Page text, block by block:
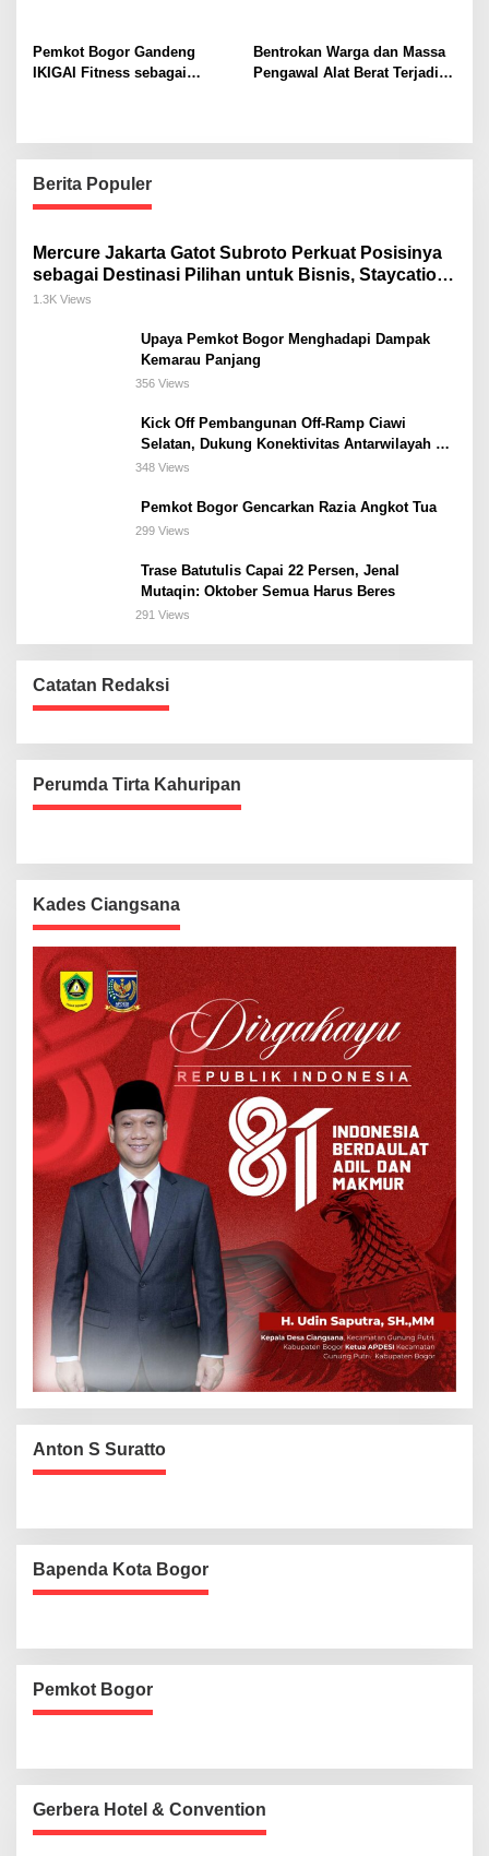
i
o
Pemkot Bogor Gandeng
IKIGAI Fitness sebagai
Bentrokan Warga dan Massa
Pengawal Alat Berat Terjadi di
Berita Populer
Mercure Jakarta Gatot Subroto Perkuat Posisinya
sebagai Destinasi Pilihan untuk Bisnis, Staycation,
Meeting, dan Kuliner di Jakarta Selatan
1.3K Views
Upaya Pemkot Bogor Menghadapi Dampak
Kemarau Panjang
356 Views
Kick Off Pembangunan Off-Ramp Ciawi
Selatan, Dukung Konektivitas Antarwilayah di
Bogor Selatan
348 Views
Pemkot Bogor Gencarkan Razia Angkot Tua
299 Views
Trase Batutulis Capai 22 Persen, Jenal
Mutaqin: Oktober Semua Harus Beres
291 Views
Catatan Redaksi
Perumda Tirta Kahuripan
Kades Ciangsana
Anton S Suratto
Bapenda Kota Bogor
Pemkot Bogor
Gerbera Hotel & Convention